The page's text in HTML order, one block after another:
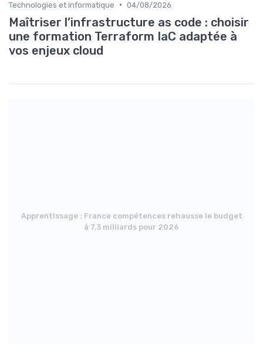
Technologies et informatique • 04/08/2026
Maîtriser l’infrastructure as code : choisir
une formation Terraform IaC adaptée à
vos enjeux cloud
Apprentissage : France compétences rehausse le budget
à 7,3 milliards pour 2026